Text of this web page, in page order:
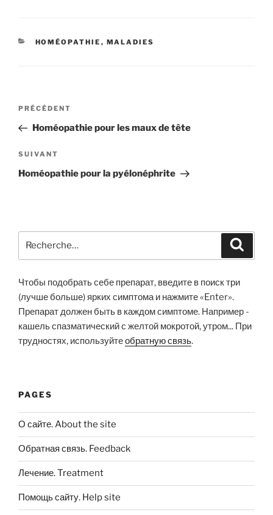
CATÉGORIES
HOMÉOPATHIE , MALADIES
Navigation
l’article
Article
précédent
PRÉCÉDENT
Homéopathie pour les maux de tête
Article
suivant
SUIVANT
Homéopathie pour la pyélonéphrite
pour
Чтобы подобрать себе препарат, введите в поиск три
(лучше больше) ярких симптома и нажмите «Enter».
Препарат должен быть в каждом симптоме. Например -
кашель спазматический с желтой мокротой, утром... При
трудностях, используйтеобратную связь.
PAGES
О сайте. About the site
Обратная связь. Feedback
Лечение. Treatment
Помощь сайту. Help site